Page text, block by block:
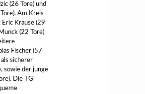
(26 Tore) und
Am Kreis
Krause (29
(22 Tore)
Fischer (57
als sicherer
sowie der junge
Die TG